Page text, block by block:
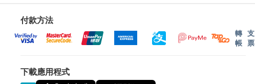
付款方法
轉
帳
支
票
下載應用程式